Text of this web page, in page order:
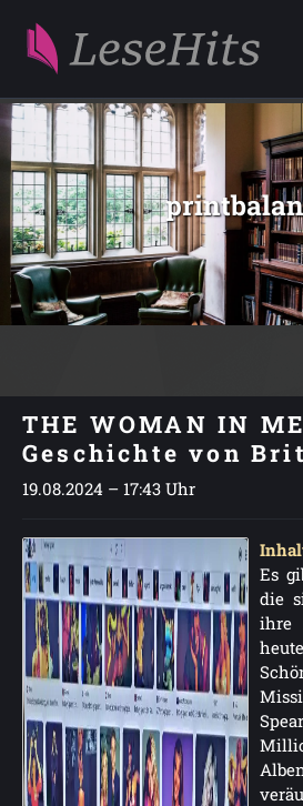
THE WOMAN IN
Geschichte von
19.08.2024 – 17:43 Uhr
Es
die
ihre